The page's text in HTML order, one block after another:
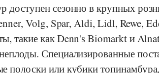
доступен сезонно в крупных
, Volg, Spar,Aldi, Lidl, Rewe,
такие какDenn's Biomarktи
Специализированные
полоски или кубики